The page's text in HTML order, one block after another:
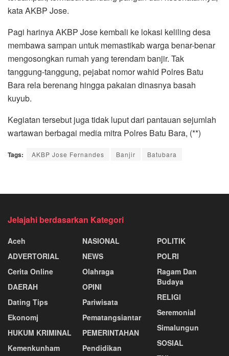
kata AKBP Jose.
Pagi harinya AKBP Jose kembali ke lokasi keliling desa
membawa sampan untuk memastikab warga benar-benar
mengosongkan rumah yang terendam banjir. Tak
tanggung-tanggung, pejabat nomor wahid Polres Batu
Bara rela berenang hingga pakaian dinasnya basah
kuyub.
Kegiatan tersebut juga tidak luput dari pantauan sejumlah
wartawan berbagai media mitra Polres Batu Bara, (**)
Tags: AKBP Jose Fernandes Banjir Batubara
Jelajahi berdasarkan Kategori
Aceh
ADVERTORIAL
Cerita Online
DAERAH
Dating Tips
Ekonomj
HUKUM KRIMINAL
Kemenkunham
NASIONAL
NEWS
Olahraga
OPINI
Pariwisata
Pematangsiantar
PEMERINTAHAN
Pendidikan
POLITIK
POLRI
Ragam Dan
Budaya
RELIGI
Seremonial
Simalungun
SOSIAL